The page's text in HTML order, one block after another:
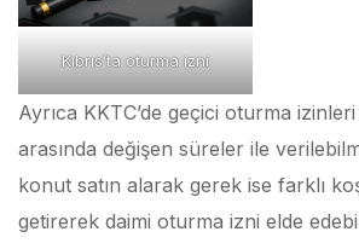
Kıbrıs’ta oturma izni
Ayrıca KKTC’de geçici oturma
arasında değişen süreler ile
konut satın alarak gerek ise farklı
getirerek daimi oturma izni elde